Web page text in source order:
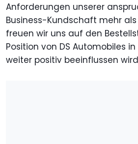
Anforderungen unserer
Business-Kundschaft mehr
freuen wir uns auf den
Position von DS Automobiles
weiter positiv beeinflussen